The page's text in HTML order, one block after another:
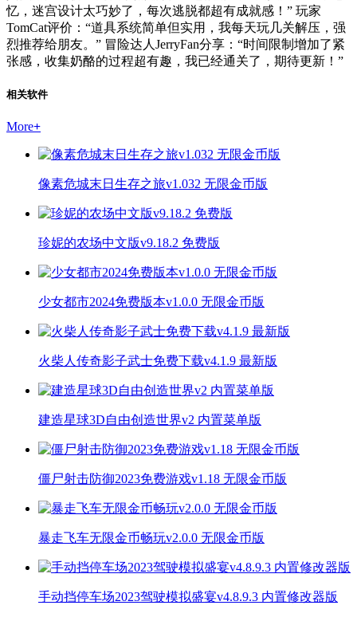
忆，迷宫设计太巧妙了，每次逃脱都超有成就感！” 玩家
TomCat评价：“道具系统简单但实用，我每天玩几关解压，强
烈推荐给朋友。” 冒险达人JerryFan分享：“时间限制增加了紧
张感，收集奶酪的过程超有趣，我已经通关了，期待更新！”
相关软件
More+
像素危城末日生存之旅v1.032 无限金币版
珍妮的农场中文版v9.18.2 免费版
少女都市2024免费版本v1.0.0 无限金币版
火柴人传奇影子武士免费下载v4.1.9 最新版
建造星球3D自由创造世界v2 内置菜单版
僵尸射击防御2023免费游戏v1.18 无限金币版
暴走飞车无限金币畅玩v2.0.0 无限金币版
手动挡停车场2023驾驶模拟盛宴v4.8.9.3 内置修改器版